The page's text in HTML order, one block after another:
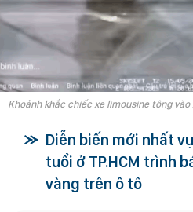
Khoảnh khắc chiếc xe limousine tông
Diễn biến mới nhất
tuổi ở TP.HCM trình
vàng trên ô tô